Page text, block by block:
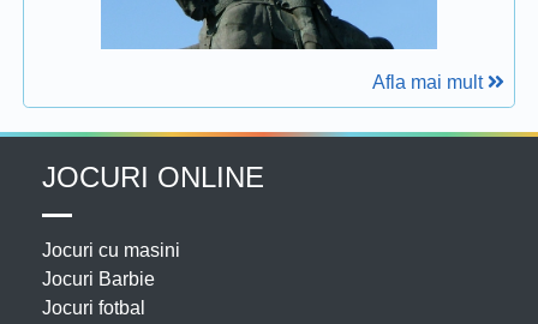
Afla mai mult
JOCURI ONLINE
Jocuri cu masini
Jocuri Barbie
Jocuri fotbal